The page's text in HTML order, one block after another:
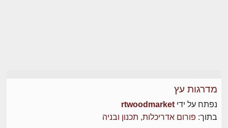
מדרגות עץ
נפתח על ידי rtwoodmarket
בתוך: פורום אדריכלות, תכנון ובניה